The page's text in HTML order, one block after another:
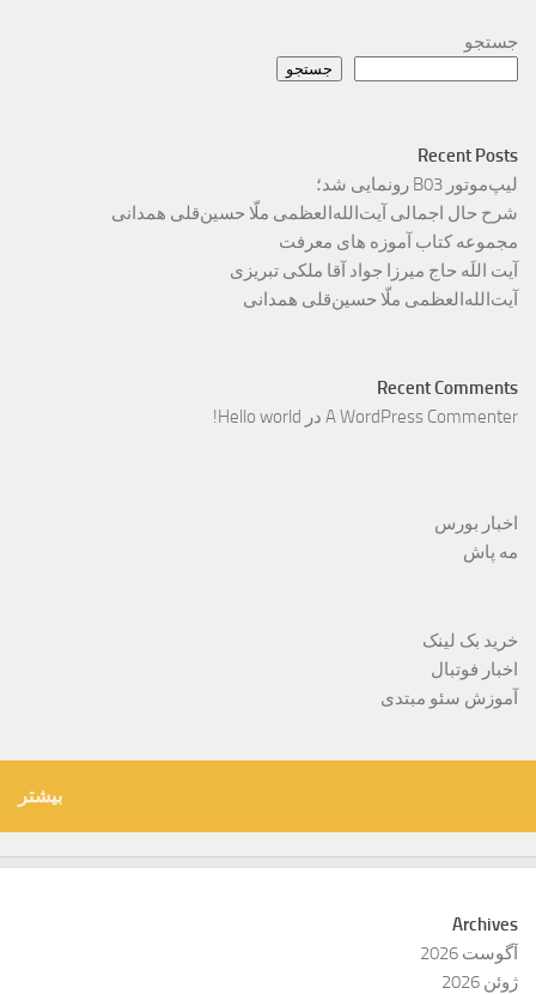
جستجو
جستجو
Recent Posts
لیپ‌موتور B03 رونمایی شد؛
شرح حال اجمالی آیت‌الله‌العظمی ملّا حسین‌قلی همدانی
مجموعه کتاب آموزه های معرفت
آیت اللَه حاج میرزا جواد آقا ملکی تبریزی
آیت‌الله‌العظمی ملّا حسین‌قلی همدانی
Recent Comments
A WordPress Commenter در Hello world!
اخبار بورس
مه پاش
خرید بک لینک
اخبار فوتبال
آموزش سئو مبتدی
بیشتر
Archives
آگوست 2026
ژوئن 2026